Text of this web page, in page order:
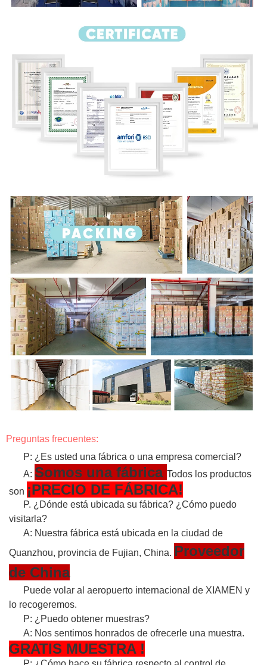
Preguntas frecuentes:
P: ¿Es usted una fábrica o una empresa comercial?
A: Somos una fábrica Todos los productos
son ¡PRECIO DE FÁBRICA!
P. ¿Dónde está ubicada su fábrica? ¿Cómo puedo
visitarla?
A: Nuestra fábrica está ubicada en la ciudad de
Quanzhou, provincia de Fujian, China. Proveedor
de China
Puede volar al aeropuerto internacional de XIAMEN y
lo recogeremos.
P: ¿Puedo obtener muestras?
A: Nos sentimos honrados de ofrecerle una muestra.
GRATIS MUESTRA !